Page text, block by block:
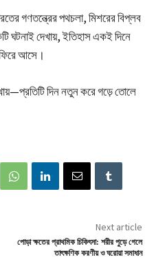
গণতন্ত্রের পথচলা, মিশরের বিপ্লব
ঘটনাই দেখায়, ইতিহাস একই দিনে
আসে।
দিন নতুন করে গড়ে তোলে
Next article
পোড়া ক্ষতের প্রাথমিক চিকিৎসা: শরীর পুড়ে গেলে
তাৎক্ষণিক করণীয় ও ঘরোয়া সমাধান